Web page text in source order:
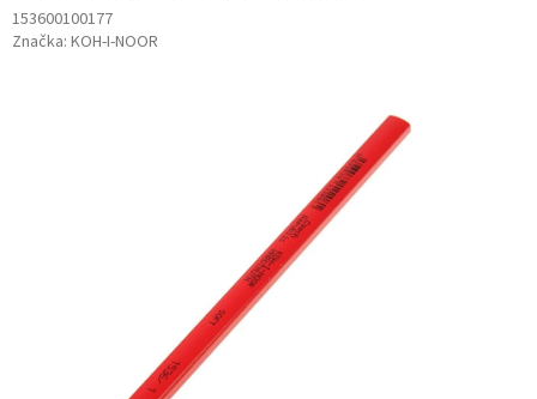
153600100177
Značka: KOH-I-NOOR